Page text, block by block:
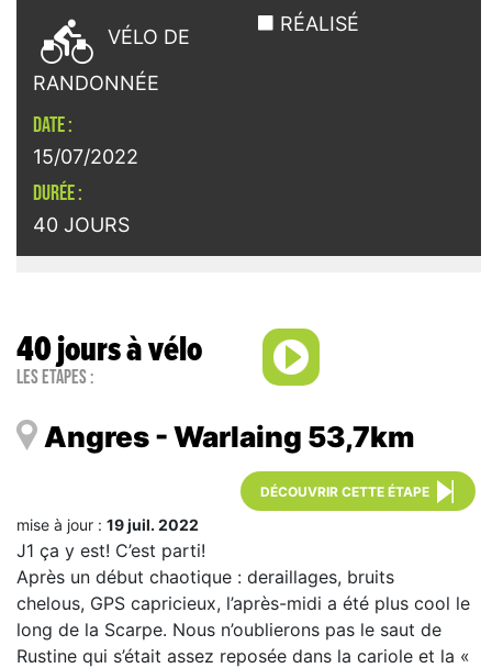
 VÉLO DE
RANDONNÉE
RÉALISÉ
DATE :
15/07/2022
DURÉE :
40 JOURS
40 jours à vélo
Les étapes :
Angres - Warlaing 53,7km
DÉCOUVRIR CETTE ÉTAPE
mise à jour : 19 juil. 2022
J1 ça y est! C’est parti!
Après un début chaotique : deraillages, bruits
chelous, GPS capricieux, l’après-midi a été plus cool le
long de la Scarpe. Nous n’oublierons pas le saut de
Rustine qui s’était assez reposée dans la cariole et la «